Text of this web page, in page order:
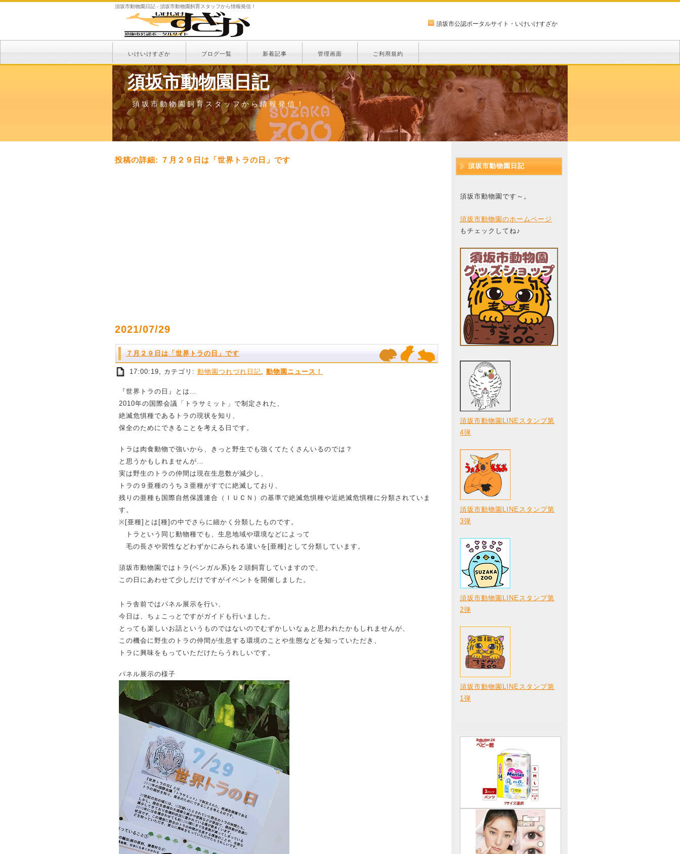
須坂市動物園日記 - 須坂市動物園飼育スタッフから情報発信！
須坂市公認ポータルサイト・いけいけすざか
いけいけすざか ブログ一覧 新着記事 管理画面 ご利用規約
須坂市動物園日記
須坂市動物園飼育スタッフから情報発信！
投稿の詳細: ７月２９日は「世界トラの日」です
2021/07/29
７月２９日は「世界トラの日」です
17:00:19, カテゴリ: 動物園つれづれ日記 動物園ニュース！
『世界トラの日』とは…
2010年の国際会議「トラサミット」で制定された、
絶滅危惧種であるトラの現状を知り、
保全のためにできることを考える日です。
トラは肉食動物で強いから、きっと野生でも強くてたくさんいるのでは？
と思うかもしれませんが…
実は野生のトラの仲間は現在生息数が減少し、
トラの９亜種のうち３亜種がすでに絶滅しており、
残りの亜種も国際自然保護連合（ＩＵＣＮ）の基準で絶滅危惧種や近絶滅危惧種に分類されていま
す。
※[亜種]とは[種]の中でさらに細かく分類したものです。
トラという同じ動物種でも、生息地域や環境などによって
毛の長さや習性などわずかにみられる違いを[亜種]として分類しています。
須坂市動物園ではトラ(ベンガル系)を２頭飼育していますので、
この日にあわせて少しだけですがイベントを開催しました。
トラ舎前ではパネル展示を行い、
今日は、ちょこっとですがガイドも行いました。
とっても楽しいお話というものではないのでむずかしいなぁと思われたかもしれませんが、
この機会に野生のトラの仲間が生息する環境のことや生態などを知っていただき、
トラに興味をもっていただけたらうれしいです。
パネル展示の様子
須坂市動物園日記
須坂市動物園です～。
須坂市動物園のホームページ
もチェックしてね♪
須坂市動物園LINEスタンプ第
4弾
須坂市動物園LINEスタンプ第
3弾
須坂市動物園LINEスタンプ第
2弾
須坂市動物園LINEスタンプ第
1弾